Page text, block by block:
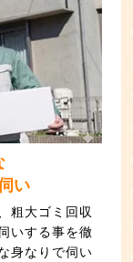
い
粗大ゴミ回収
いする事を徹
身なりで伺い